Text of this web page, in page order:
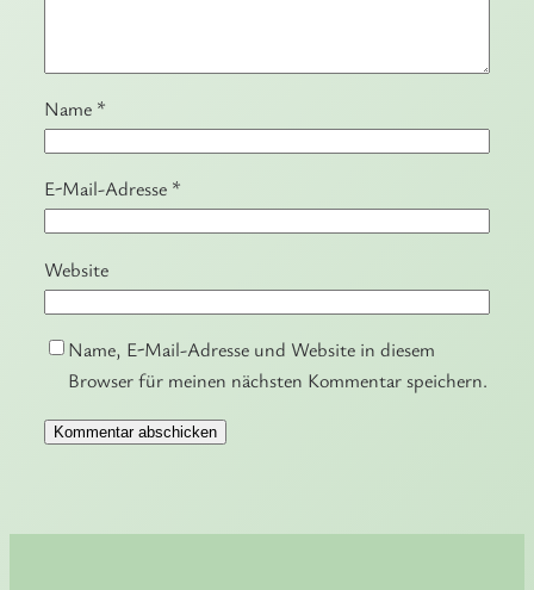
Name *
E-Mail-Adresse *
Website
Name, E-Mail-Adresse und Website in diesem
Browser für meinen nächsten Kommentar speichern.